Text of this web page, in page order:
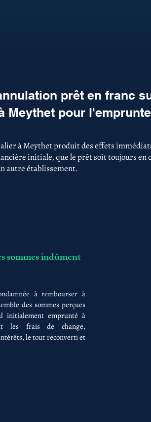
prêt en franc
Meythet pour
à Meythet produit des effets
initiale, que le prêt soit toujours en
autre établissement.
sommes indûment
à rembourser à
des sommes perçues
initialement emprunté à
les frais de change,
le tout reconverti et